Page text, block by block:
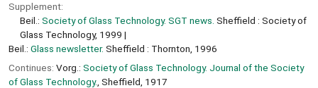
Supplement:
Beil.: Society of Glass Technology. SGT news. Sheffield : Society of
Glass Technology, 1999
Beil.: Glass newsletter. Sheffield : Thornton, 1996
Continues: Vorg.: Society of Glass Technology. Journal of the Society
of Glass Technology. , Sheffield, 1917